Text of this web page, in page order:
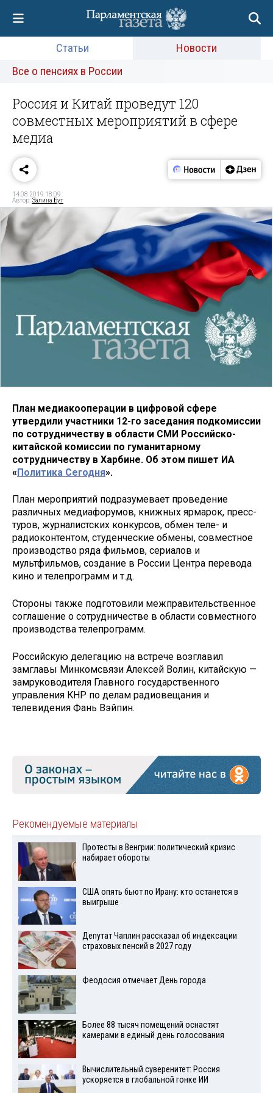
Статьи
Новости
Все о пенсиях в России
Россия и Китай проведут 120
совместных мероприятий в сфере
медиа
14.08.2019 18:09
Автор:Залина Бут
План медиакооперации в цифровой сфере
утвердили участники 12-го заседания подкомиссии
по сотрудничеству в области СМИ Российско-
китайской комиссии по гуманитарному
сотрудничеству в Харбине. Об этом пишет ИА
«Политика Сегодня».
План мероприятий подразумевает проведение
различных медиафорумов, книжных ярмарок, пресс-
туров, журналистских конкурсов, обмен теле- и
радиоконтентом, студенческие обмены, совместное
производство ряда фильмов, сериалов и
мультфильмов, создание в России Центра перевода
кино и телепрограмм и т.д.
Стороны также подготовили межправительственное
соглашение о сотрудничестве в области совместного
производства телепрограмм.
Российскую делегацию на встрече возглавил
замглавы Минкомсвязи Алексей Волин, китайскую —
замруководителя Главного государственного
управления КНР по делам радиовещания и
телевидения Фань Вэйпин.
Рекомендуемые материалы
Протесты в Венгрии: политический кризис
набирает обороты
США опять бьют по Ирану: кто останется в
выигрыше
Депутат Чаплин рассказал об индексации
страховых пенсий в 2027 году
Феодосия отмечает День города
Более 88 тысяч помещений оснастят
камерами в единый день голосования
Вычислительный суверенитет: Россия
ускоряется в глобальной гонке ИИ